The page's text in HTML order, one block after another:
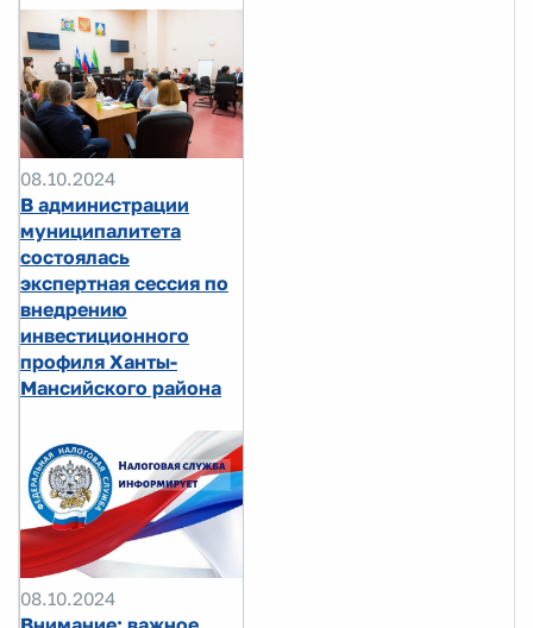
08.10.2024
В администрации
муниципалитета
состоялась
экспертная сессия по
внедрению
инвестиционного
профиля Ханты-
Мансийского района
08.10.2024